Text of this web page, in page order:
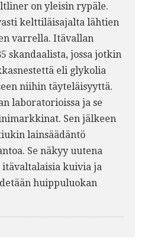
on yleisin rypäle.
kelttiläisajalta lähtien
varrella. Itävallan
skandaalista, jossa jotkin
eli glykolia
niihin täyteläisyyttä.
laboratorioissa ja se
Sen jälkeen
lainsäädäntö
Se näkyy uutena
itävaltalaisia kuivia ja
huippuluokan